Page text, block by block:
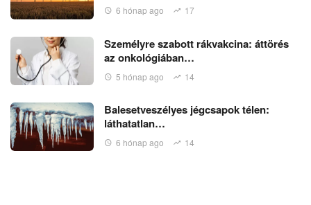
6 hónap ago 17
Személyre szabott rákvakcina: áttörés
az onkológiában…
5 hónap ago 14
Balesetveszélyes jégcsapok télen:
láthatatlan…
6 hónap ago 14